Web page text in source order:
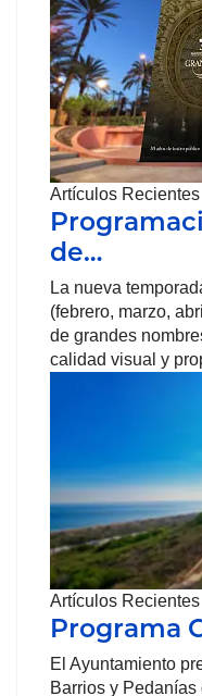
Artículos Recientes
de…
La nueva
(febrero, marzo,
de grandes
calidad visual y
Artículos Recientes
Programa
El Ayuntamiento
Barrios y